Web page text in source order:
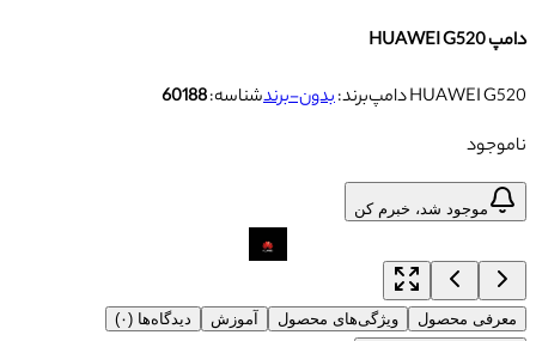
دامپ HUAWEI G520
دامپ HUAWEI G520
برند:بدون-برندشناسه:60188
ناموجود
موجود شد، خبرم کن
معرفی محصول ویژگی‌های محصول آموزش
دیدگاه‌ها (۰)